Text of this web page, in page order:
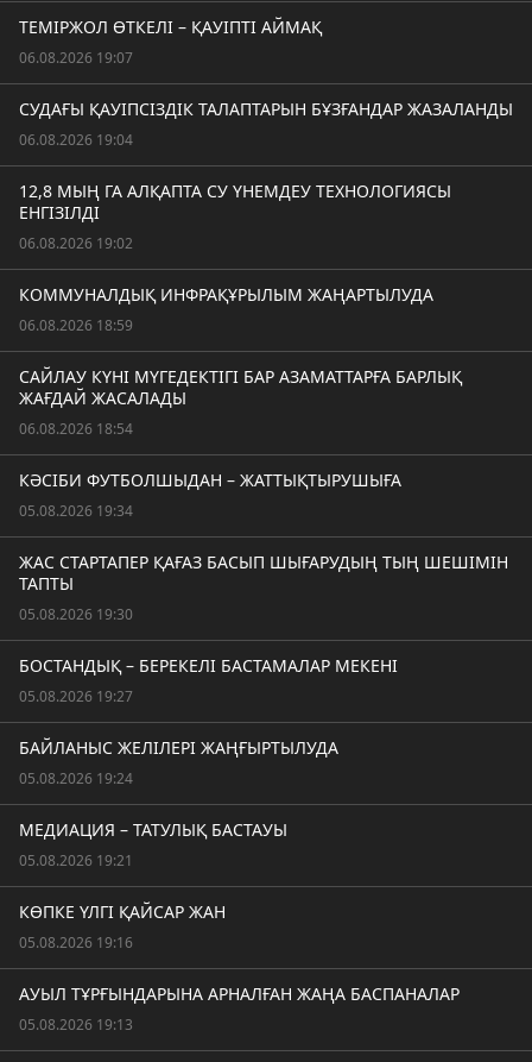
ТЕМІРЖОЛ ӨТКЕЛІ – ҚАУІПТІ АЙМАҚ
06.08.2026 19:07
СУДАҒЫ ҚАУІПСІЗДІК ТАЛАПТАРЫН БҰЗҒАНДАР ЖАЗАЛАНДЫ
06.08.2026 19:04
12,8 МЫҢ ГА АЛҚАПТА СУ ҮНЕМДЕУ ТЕХНОЛОГИЯСЫ
ЕНГІЗІЛДІ
06.08.2026 19:02
КОММУНАЛДЫҚ ИНФРАҚҰРЫЛЫМ ЖАҢАРТЫЛУДА
06.08.2026 18:59
САЙЛАУ КҮНІ МҮГЕДЕКТІГІ БАР АЗАМАТТАРҒА БАРЛЫҚ
ЖАҒДАЙ ЖАСАЛАДЫ
06.08.2026 18:54
КӘСІБИ ФУТБОЛШЫДАН – ЖАТТЫҚТЫРУШЫҒА
05.08.2026 19:34
ЖАС СТАРТАПЕР ҚАҒАЗ БАСЫП ШЫҒАРУДЫҢ ТЫҢ ШЕШІМІН
ТАПТЫ
05.08.2026 19:30
БОСТАНДЫҚ – БЕРЕКЕЛІ БАСТАМАЛАР МЕКЕНІ
05.08.2026 19:27
БАЙЛАНЫС ЖЕЛІЛЕРІ ЖАҢҒЫРТЫЛУДА
05.08.2026 19:24
МЕДИАЦИЯ – ТАТУЛЫҚ БАСТАУЫ
05.08.2026 19:21
КӨПКЕ ҮЛГІ ҚАЙСАР ЖАН
05.08.2026 19:16
АУЫЛ ТҰРҒЫНДАРЫНА АРНАЛҒАН ЖАҢА БАСПАНАЛАР
05.08.2026 19:13